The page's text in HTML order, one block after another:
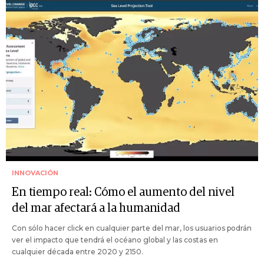
INNOVACIÓN
En tiempo real: Cómo el aumento del nivel
del mar afectará a la humanidad
Con sólo hacer click en cualquier parte del mar, los usuarios podrán
ver el impacto que tendrá el océano global y las costas en
cualquier década entre 2020 y 2150.